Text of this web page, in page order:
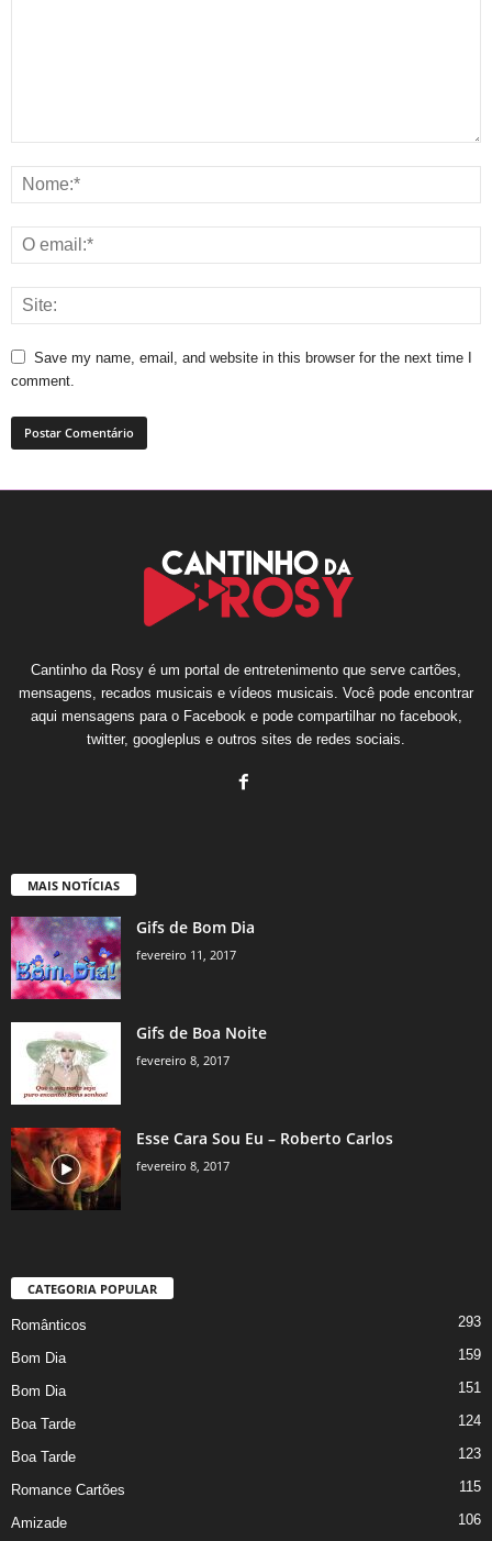
Save my name, email, and website in this browser for the next time I
comment.
Cantinho da Rosy é um portal de entretenimento que serve cartões,
mensagens, recados musicais e vídeos musicais. Você pode encontrar
aqui mensagens para o Facebook e pode compartilhar no facebook,
twitter, googleplus e outros sites de redes sociais.
MAIS NOTÍCIAS
Gifs de Bom Dia
fevereiro 11, 2017
Gifs de Boa Noite
fevereiro 8, 2017
Esse Cara Sou Eu – Roberto Carlos
fevereiro 8, 2017
CATEGORIA POPULAR
Românticos 293
Bom Dia 159
Bom Dia 151
Boa Tarde 124
Boa Tarde 123
Romance Cartões 115
Amizade 106